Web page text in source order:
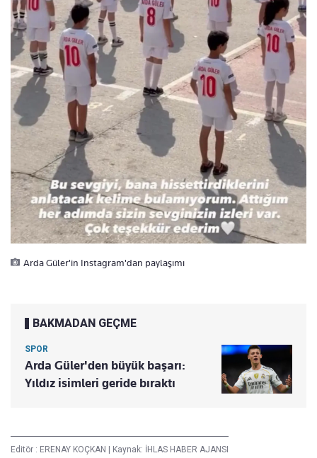
Arda Güler'in Instagram'dan paylaşımı
BAKMADAN GEÇME
SPOR
Arda Güler'den büyük başarı:
Yıldız isimleri geride bıraktı
Editör : ERENAY KOÇKAN | Kaynak: İHLAS HABER AJANSI